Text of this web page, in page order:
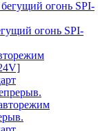
огонь SPI-